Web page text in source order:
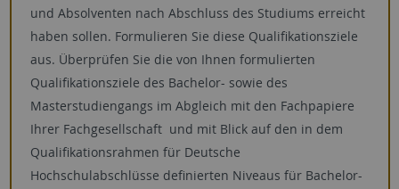
und Absolventen nach Abschluss des Studiums erreicht
haben sollen. Formulieren Sie diese Qualifikationsziele
aus. Überprüfen Sie die von Ihnen formulierten
Qualifikationsziele des Bachelor- sowie des
Masterstudiengangs im Abgleich mit den Fachpapiere
Ihrer Fachgesellschaft und mit Blick auf den in dem
Qualifikationsrahmen für Deutsche
Hochschulabschlüsse definierten Niveaus für Bachelor-